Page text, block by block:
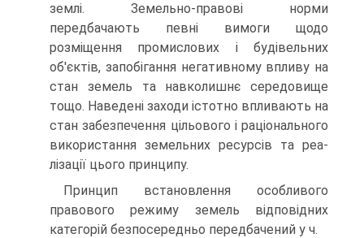
землі. Земельно-правові норми
передбачають певні вимоги щодо
розміщення промислових і будівельних
об'єктів, запобігання негативному впливу на
стан земель та навколишнє сере­довище
тощо. Наведені заходи істотно впливають на
стан забезпечен­ня цільового і раціонального
використання земельних ресурсів та реа­
лізації цього принципу.
Принцип встановлення особливого
правового режиму земель відповідних
категорій безпосередньо передбачений у ч.